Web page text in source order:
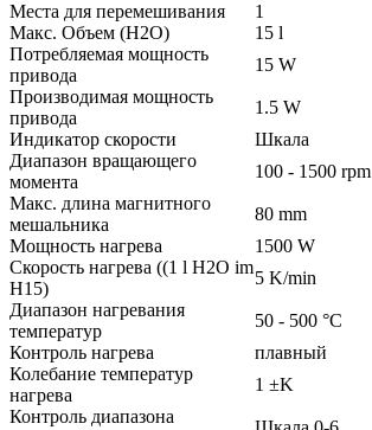
Места для перемешивания
1
Макс. Объем (H2O)
15 l
Потребляемая мощность
привода
15 W
Производимая мощность
привода
1.5 W
Индикатор скорости
Шкала
Диапазон вращающего
момента
100 - 1500 rpm
Макс. длина магнитного
мешальника
80 mm
Мощность нагрева
1500 W
Скорость нагрева ((1 l H2O im
H15)
5 K/min
Диапазон нагревания
температур
50 - 500 °C
Контроль нагрева
плавный
Колебание температур
нагрева
1 ±K
Контроль диапазона